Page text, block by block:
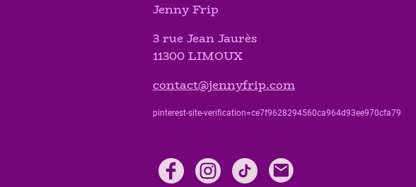
Jenny Frip
3 rue Jean Jaurès
11300 LIMOUX
contact@jennyfrip.com
pinterest-site-verification=ce7f9628294560ca964d93ee970cfa79